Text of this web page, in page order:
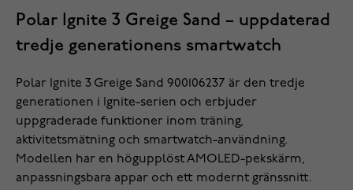
Polar Ignite 3 Greige Sand – uppdaterad
tredje generationens smartwatch
Polar Ignite 3 Greige Sand 900106237 är den tredje
generationen i Ignite-serien och erbjuder
uppgraderade funktioner inom träning,
aktivitetsmätning och smartwatch-användning.
Modellen har en högupplöst AMOLED-pekskärm,
anpassningsbara appar och ett modernt gränssnitt.